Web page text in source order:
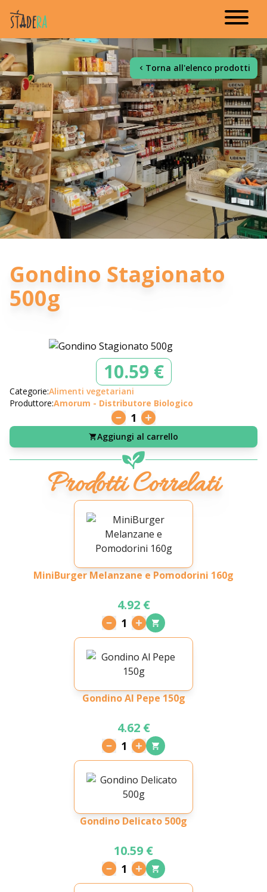
Torna all'elenco prodotti
Gondino Stagionato
500g
10.59 €
Categorie:Alimenti vegetariani
Produttore:Amorum - Distributore Biologico
1
Aggiungi al carrello
Prodotti Correlati
MiniBurger Melanzane e Pomodorini 160g
4.92 €
1
Gondino Al Pepe 150g
4.62 €
1
Gondino Delicato 500g
10.59 €
1